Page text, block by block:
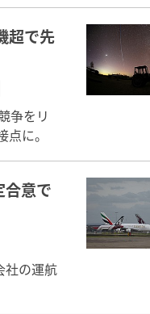
超で先
争をリ
に。
合意で
社の運航